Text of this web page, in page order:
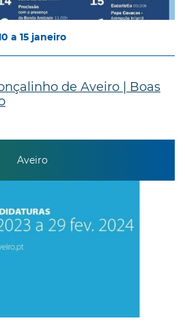
a 15 janeiro
de Aveiro | Boas
Aveiro